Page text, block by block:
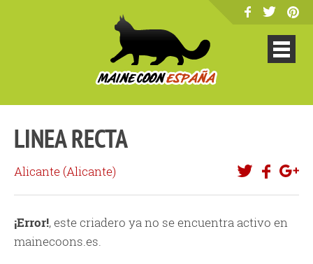
LINEA RECTA
Alicante (Alicante)
¡Error!, este criadero ya no se encuentra activo en
mainecoons.es.